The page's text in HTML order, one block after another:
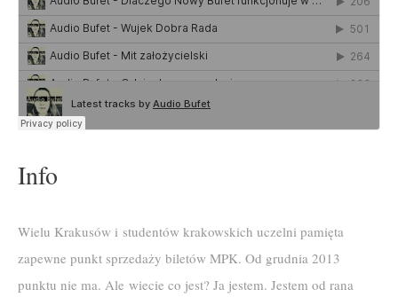
Info
Wielu Krakusów i studentów krakowskich uczelni pamięta
zapewne punkt sprzedaży biletów MPK. Od grudnia 2013
punktu nie ma. Ale wiecie co jest? Ja jestem. Jestem od rana